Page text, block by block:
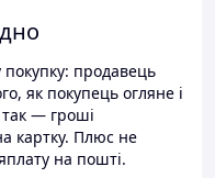
продавець
як покупець огляне і
— гроші
картку. Плюс не
на пошті.